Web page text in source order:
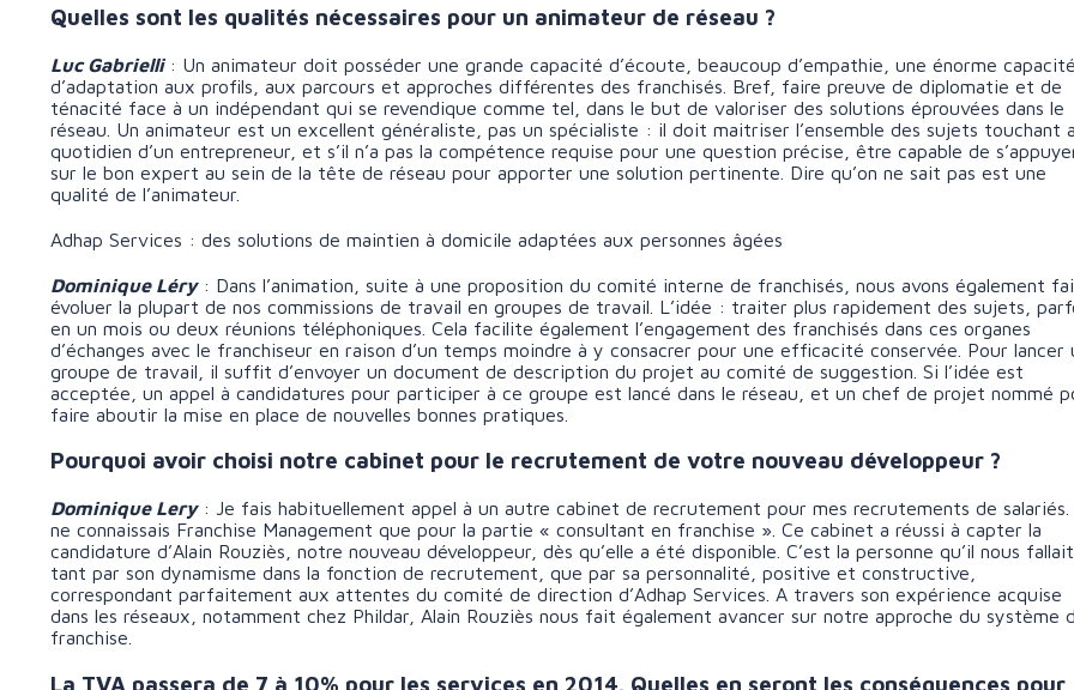
Quelles sont les qualités nécessaires pour un animateur de réseau ?
Luc Gabrielli : Un animateur doit posséder une grande capacité d’écoute, beaucoup d’empathie, une énorme capacité
d’adaptation aux profils, aux parcours et approches différentes des franchisés. Bref, faire preuve de diplomatie et de
ténacité face à un indépendant qui se revendique comme tel, dans le but de valoriser des solutions éprouvées dans le
réseau. Un animateur est un excellent généraliste, pas un spécialiste : il doit maitriser l’ensemble des sujets touchant
quotidien d’un entrepreneur, et s’il n’a pas la compétence requise pour une question précise, être capable de
sur le bon expert au sein de la tête de réseau pour apporter une solution pertinente. Dire qu’on ne sait pas est une
qualité de l’animateur.
Adhap Services : des solutions de maintien à domicile adaptées aux personnes âgées
Dominique Léry: Dans l’animation, suite à une proposition du comité interne de franchisés, nous avons également
évoluer la plupart de nos commissions de travail en groupes de travail. L’idée : traiter plus rapidement des sujets,
en un mois ou deux réunions téléphoniques. Cela facilite également l’engagement des franchisés dans ces organes
d’échanges avec le franchiseur en raison d’un temps moindre à y consacrer pour une efficacité conservée. Pour lancer
groupe de travail, il suffit d’envoyer un document de description du projet au comité de suggestion. Si l’idée est
acceptée, un appel à candidatures pour participer à ce groupe est lancé dans le réseau, et un chef de projet nommé
faire aboutir la mise en place de nouvelles bonnes pratiques.
Pourquoi avoir choisi notre cabinet pour le recrutement de votre nouveau développeur ?
Dominique Lery: Je fais habituellement appel à un autre cabinet de recrutement pour mes recrutements de salariés.
ne connaissais Franchise Management que pour la partie « consultant en franchise ». Ce cabinet a réussi à capter la
candidature d’Alain Rouziès, notre nouveau développeur, dès qu’elle a été disponible. C’est la personne qu’il nous fallait,
tant par son dynamisme dans la fonction de recrutement, que par sa personnalité, positive et constructive,
correspondant parfaitement aux attentes du comité de direction d’Adhap Services. A travers son expérience acquise
dans les réseaux, notamment chez Phildar, Alain Rouziès nous fait également avancer sur notre approche du système
franchise.
La TVA passera de 7 à 10% pour les services en 2014. Quelles en seront les conséquences pour